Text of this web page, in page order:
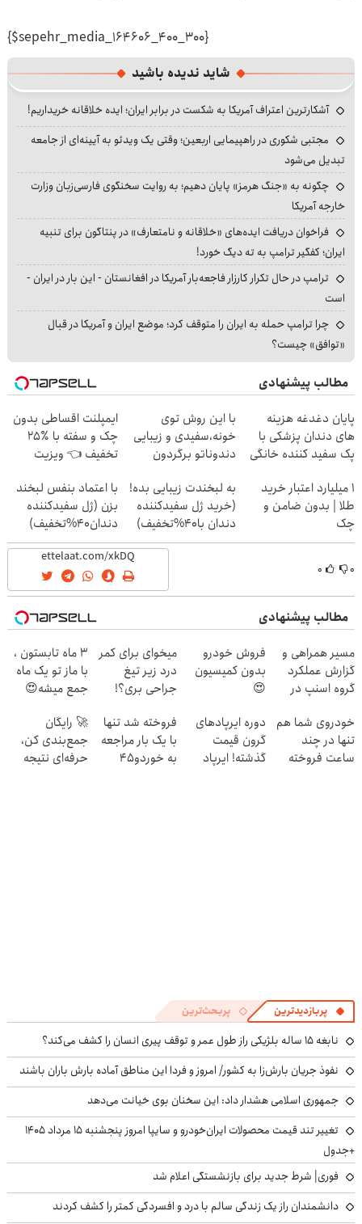
{$sepehr_media_164606_400_300}
شاید ندیده باشید
آشکارترین اعتراف آمریکا به شکست در برابر ایران؛ ایده خلاقانه خریداریم!
مجتبی شکوری در راهپیمایی اربعین؛ وقتی یک ویدئو به آیینه‌ای از جامعه
تبدیل می‌شود
چگونه به «جنگ هرمز» پایان دهیم؛ به روایت سخنگوی فارسی‌زبان وزارت
خارجه آمریکا
فراخوان دریافت ایده‌های «خلاقانه و نامتعارف» در پنتاگون برای تنبیه
ایران؛ کفگیر ترامپ به ته دیگ خورد!
ترامپ در حال تکرار کارزار فاجعه‌بار آمریکا در افغانستان - این بار در ایران -
است
چرا ترامپ حمله به ایران را متوقف کرد؛ موضع ایران و آمریکا در قبال
«توافق» چیست؟
مطالب پیشنهادی
پایان دغدغه هزینه
های دندان پزشکی با
پک سفید کننده خانگی
با این روش توی
خونه،سفیدی و زیبایی
دندوناتو برگردون
ایمپلنت اقساطی بدون
چک و سفته با ٪۲۵
تخفیف 👈 ویزیت
۱ میلیارد اعتبار خرید
طلا | بدون ضامن و
چک
به لبخندت زیبایی بده!
(خرید ژل سفیدکننده
دندان با40%تخفیف)
با اعتماد بنفس لبخند
بزن (ژل سفیدکننده
دندان40%تخفیف)
۰ ۰
مطالب پیشنهادی
مسیر همراهی و
گزارش عملکرد
گروه اسنپ در
فروش خودرو
بدون کمیسیون
😍
میخوای برای کمر
درد زیر تیغ
جراحی بری؟!
پر کن◖
3 ماه تابستون ،
با ماز تو یک ماه
جمع میشه😍
خودروی شما هم
تنها در چند
ساعت فروخته
دوره ایرپاد‌های
گرون قیمت
گذشته! ایرپاد
فروخته شد تنها
با یک بار مراجعه
به خوردو45
🚀 رایگان
جمع‌بندی کن،
حرفه‌ای نتیجه
پربازدیدترین پربحث‌ترین
نابغه ۱۵ ساله بلژیکی راز طول عمر و توقف پیری انسان را کشف می‌کند؟
نفوذ جریان بارش‌زا به کشور/ امروز و فردا این مناطق آماده بارش باران باشند
جمهوری اسلامی هشدار داد: این سخنان بوی خیانت می‌دهد
تغییر تند قیمت محصولات ایران‌خودرو و سایپا امروز پنجشنبه ۱۵ مرداد ۱۴۰۵
+جدول
فوری| شرط جدید برای بازنشستگی اعلام شد
دانشمندان راز یک زندگی سالم با درد و افسردگی کمتر را کشف کردند